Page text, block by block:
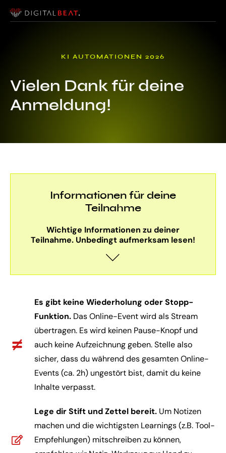
KI AUTOMATIONEN 2026
Vielen Dank für deine
Anmeldung!
Informationen für deine
Teilnahme
Wichtige Informationen zu deiner
Teilnahme. Unbedingt aufmerksam lesen!
Es gibt keine Wiederholung oder Stopp-
Funktion. Das Online-Event wird als Stream
übertragen. Es wird keinen Pause-Knopf und
auch keine Aufzeichnung geben. Stelle also
sicher, dass du während des gesamten Online-
Events (ca. 2h) ungestört bist, damit du keine
Inhalte verpasst.
Lege dir Stift und Zettel bereit. Um Notizen
machen und die wichtigsten Learnings (z.B. Tool-
Empfehlungen) mitschreiben zu können,